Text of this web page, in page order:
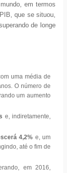
em termos
que se situou,
de longe
uma média de
O número de
um aumento
e, indiretamente,
4,2% e, um
até o fim de
em 2016,